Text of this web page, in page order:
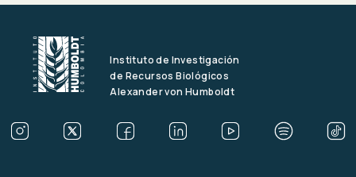
Instituto de Investigación
de Recursos Biológicos
Alexander von Humboldt